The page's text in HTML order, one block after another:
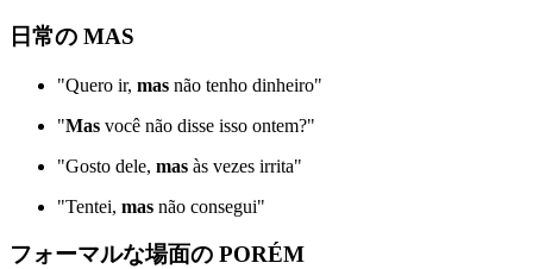
日常の MAS
"Quero ir, mas não tenho dinheiro"
"Mas você não disse isso ontem?"
"Gosto dele, mas às vezes irrita"
"Tentei, mas não consegui"
フォーマルな場面の PORÉM